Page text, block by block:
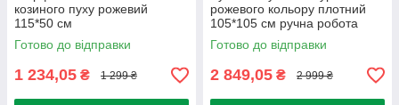
козиного пуху рожевий
115*50 см
Готово до відправки
1 234,05 ₴ 1 299 ₴
рожевого кольору плотний
105*105 см ручна робота
100% козиний пух
Готово до відправки
2 849,05 ₴ 2 999 ₴